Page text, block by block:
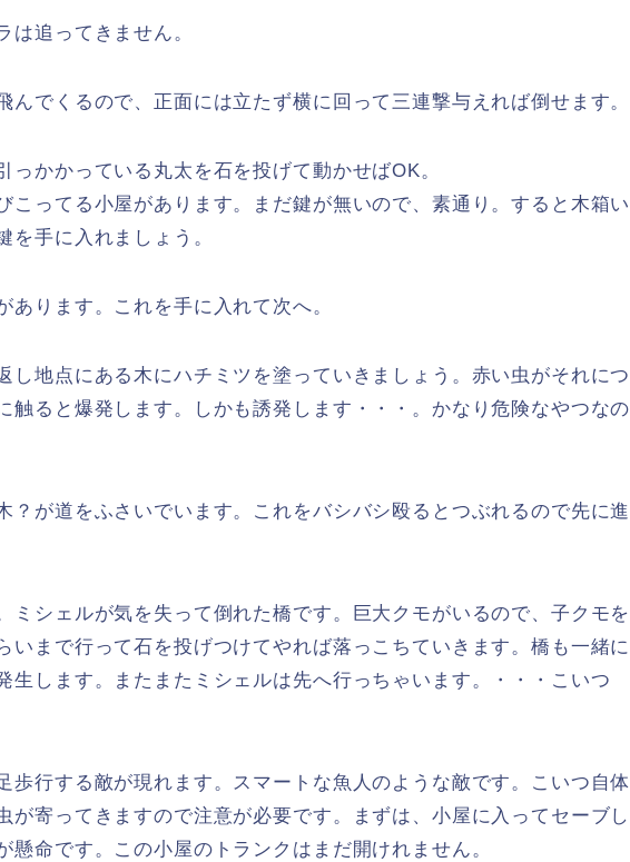
は追ってきません。
んでくるので、正面には立たず横に回って三連撃与えれば倒せます。
っかかっている丸太を石を投げて動かせばOK。
こってる小屋があります。まだ鍵が無いので、素通り。すると木箱い
を手に入れましょう。
あります。これを手に入れて次へ。
し地点にある木にハチミツを塗っていきましょう。赤い虫がそれにつ
触ると爆発します。しかも誘発します・・・。かなり危険なやつなの
？が道をふさいでいます。これをバシバシ殴るとつぶれるので先に進
ミシェルが気を失って倒れた橋です。巨大クモがいるので、子クモを
いまで行って石を投げつけてやれば落っこちていきます。橋も一緒に
生します。またまたミシェルは先へ行っちゃいます。・・・こいつ
歩行する敵が現れます。スマートな魚人のような敵です。こいつ自体
が寄ってきますので注意が必要です。まずは、小屋に入ってセーブし
懸命です。この小屋のトランクはまだ開けれません。